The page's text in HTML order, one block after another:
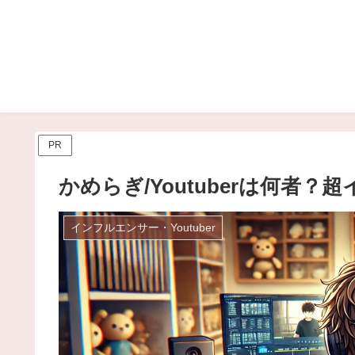
PR
かめらぎ/Youtuberは何者？超
インフルエンサー・Youtuber